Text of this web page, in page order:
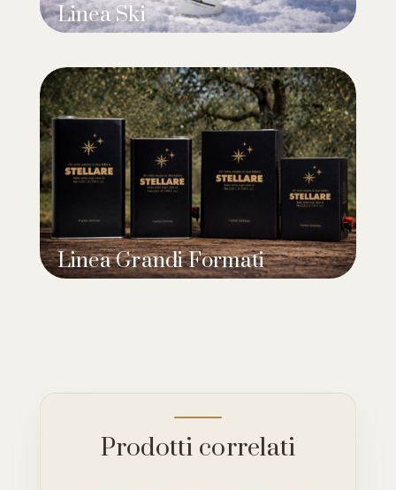
Linea Ski
Linea Grandi Formati
Prodotti correlati